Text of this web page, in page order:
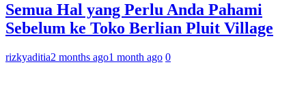
Semua Hal yang Perlu Anda Pahami
Sebelum ke Toko Berlian Pluit Village
rizkyaditia2 months ago1 month ago 0